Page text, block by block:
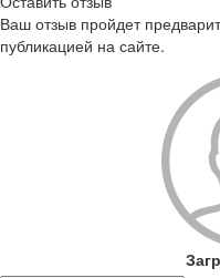
Ваш отзыв пройдет
публикацией на сайте.